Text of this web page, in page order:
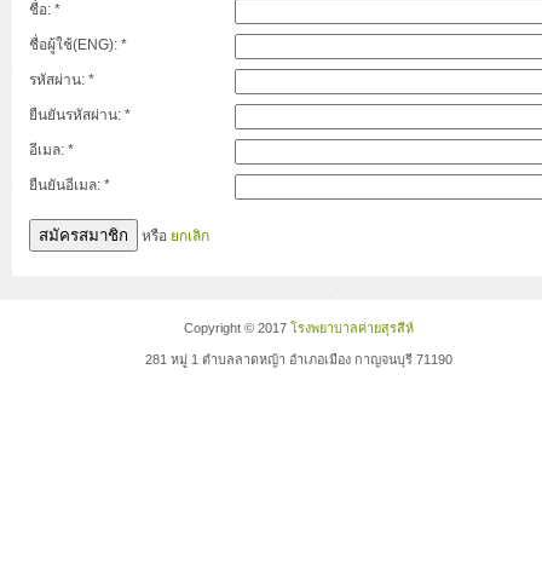
ชื่อ: *
ชื่อผู้ใช้(ENG): *
รหัสผ่าน: *
ยืนยันรหัสผ่าน: *
อีเมล: *
ยืนยันอีเมล: *
สมัครสมาชิก หรือ ยกเลิก
Copyright © 2017โรงพยาบาลค่ายสุรสีห์
281 หมู่ 1 ตำบลลาดหญ้า อำเภอเมือง กาญจนบุรี 71190